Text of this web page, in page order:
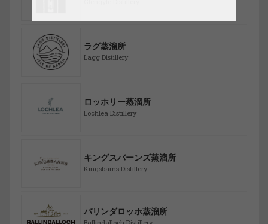
ラグ蒸溜所
Lagg Distillery
ロッホリー蒸溜所
Lochlea Distillery
キングスバーンズ蒸溜所
Kingsbarns Distillery
バリンダロッホ蒸溜所